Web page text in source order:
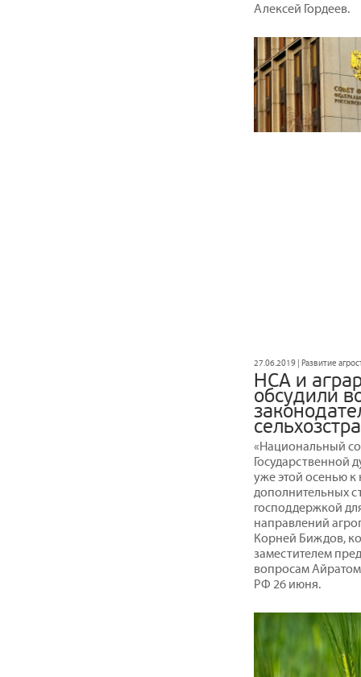
Алексей Гордеев.
27.06.2019 | Развитие
НСА и
обсудили
«Национальный
Государственной
уже этой осенью
дополнительных
господдержкой
направлений
Корней Биждов,
заместителем
вопросам
РФ 26 июня.